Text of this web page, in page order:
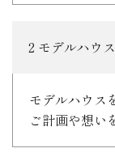
2 モデルハウ
モデルハウス
ご計画や想い